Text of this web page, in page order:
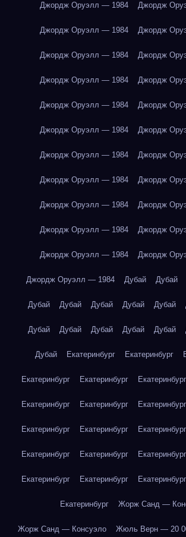
Джордж Оруэлл — 1984 Джордж
Джордж Оруэлл — 1984 Джордж
Джордж Оруэлл — 1984 Джордж
Джордж Оруэлл — 1984 Джордж
Джордж Оруэлл — 1984 Джордж
Джордж Оруэлл — 1984 Джордж
Джордж Оруэлл — 1984 Джордж
Джордж Оруэлл — 1984 Джордж
Джордж Оруэлл — 1984 Джордж
Джордж Оруэлл — 1984 Джордж
Джордж Оруэлл — 1984 Джордж
Джордж Оруэлл — 1984 Дубай Дубай
Дубай Дубай Дубай Дубай Дубай
Дубай Дубай Дубай Дубай Дубай
Дубай Екатеринбург Екатеринбург
Екатеринбург Екатеринбург Екатеринбург
Екатеринбург Екатеринбург Екатеринбург
Екатеринбург Екатеринбург Екатеринбург
Екатеринбург Екатеринбург Екатеринбург
Екатеринбург Екатеринбург Екатеринбург
Екатеринбург Жорж Санд —
Жорж Санд — Консуэло Жюль Верн — 20